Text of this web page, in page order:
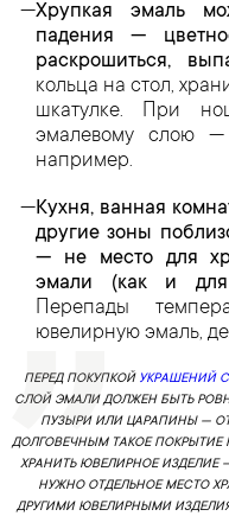
Хрупкая эмаль
падения —
раскрошиться,
кольца на стол,
шкатулке. При
эмалевому слою —
например.
Кухня, ванная
другие зоны
— не место для
эмали (как и для
Перепады
ювелирную эмаль,
ПЕРЕД ПОКУПКОЙ УКРАШЕНИЙ
СЛОЙ ЭМАЛИ ДОЛЖЕН БЫТЬ
ПУЗЫРИ ИЛИ ЦАРАПИНЫ —
ДОЛГОВЕЧНЫМ ТАКОЕ ПОКРЫТИЕ
ХРАНИТЬ ЮВЕЛИРНОЕ
НУЖНО ОТДЕЛЬНОЕ МЕСТО
ДРУГИМИ ЮВЕЛИРНЫМИ